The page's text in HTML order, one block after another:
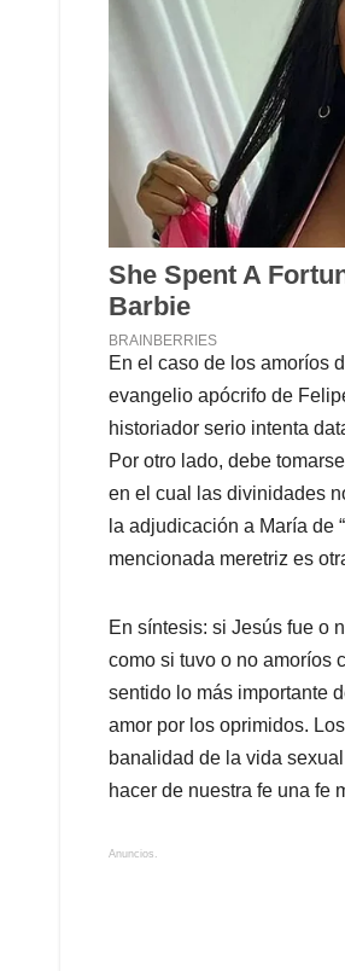
En el caso de los amoríos
evangelio apócrifo de
historiador serio intenta
Por otro lado, debe
en el cual las divinidades
la adjudicación a María de
mencionada meretriz es
En síntesis: si Jesús fue o
como si tuvo o no amoríos
sentido lo más importante
amor por los oprimidos.
banalidad de la vida
hacer de nuestra fe una fe
Anuncios.